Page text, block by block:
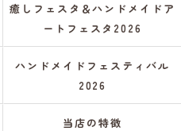
癒しフェスタ＆ハンドメイドア
ートフェスタ2026
ハンドメイドフェスティバル
2026
当店の特徴